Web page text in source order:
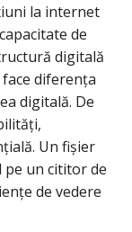
la internet
de
digitală
diferența
digitală. De
Un fișier
pe un cititor de
de vedere